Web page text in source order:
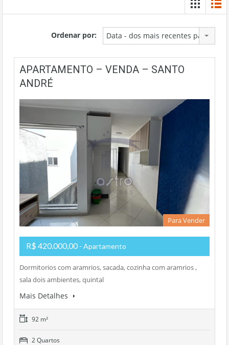
Ordenar por: Data - dos mais recentes para os
APARTAMENTO – VENDA – SANTO
ANDRÉ
Para Vender
R$ 420.000,00 - Apartamento
Dormitorios com aramrios, sacada, cozinha com aramrios ,
sala dois ambientes, quintal
Mais Detalhes
92 m²
2 Quartos